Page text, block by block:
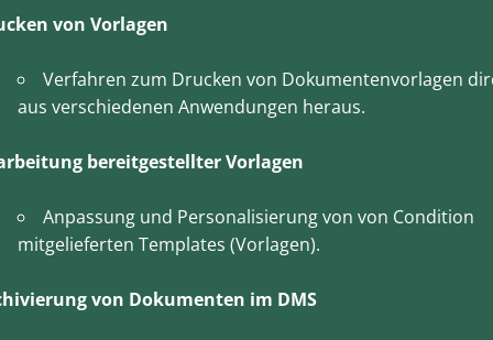
von Vorlagen
Verfahren zum Drucken von Dokumentenvorlagen
aus verschiedenen Anwendungen heraus.
bereitgestellter Vorlagen
Anpassung und Personalisierung von von Condition
mitgelieferten Templates (Vorlagen).
von Dokumenten im DMS